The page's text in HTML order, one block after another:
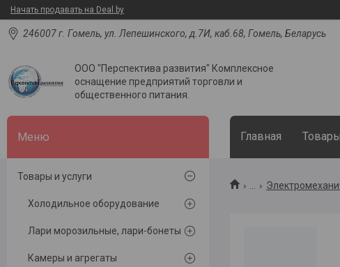
Начать продавать на Deal.by
246007 г. Гомель, ул. Лепешинского, д.7И, каб.68, Гомель, Беларусь
ООО "Перспектива развития" Комплексное
оснащение предприятий торговли и
общественного питания.
Главная Товары
...
Товары и услуги
Холодильное оборудование
Лари морозильные, лари-бонеты
Камеры и агрегаты